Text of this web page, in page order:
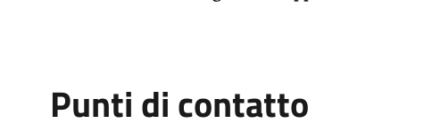
Punti di contatto